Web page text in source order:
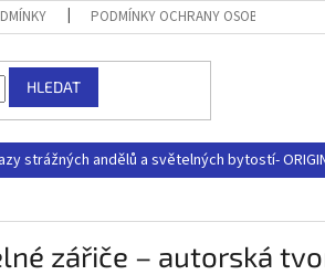
PODMÍNKY OCHRANY OSOBNÍCH ÚDAJŮ
HLEDAT
strážných andělů a světelných bytostí-
zářiče – autorská